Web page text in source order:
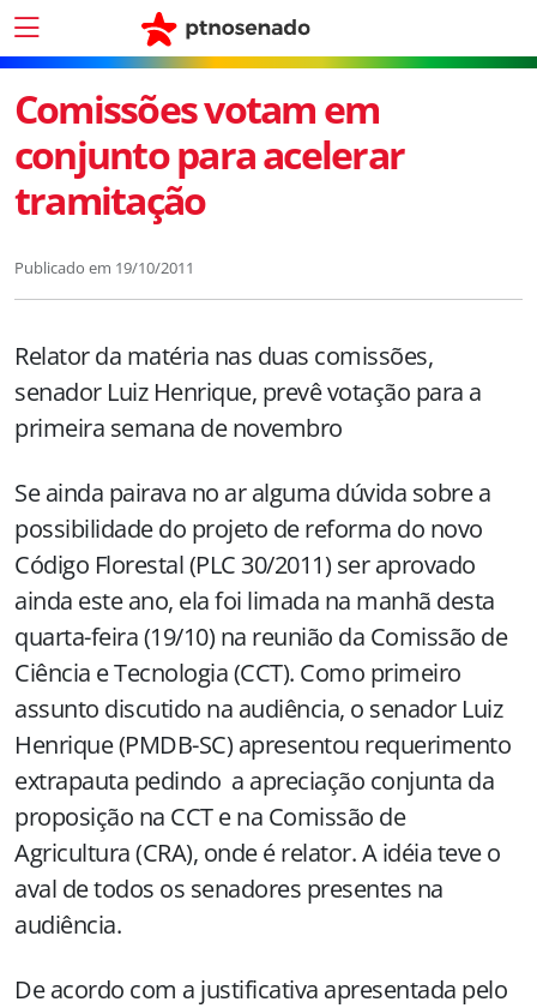
Comissões votam em
conjunto para acelerar
tramitação
Publicado em 19/10/2011
Relator da matéria nas duas comissões,
senador Luiz Henrique, prevê votação para a
primeira semana de novembro
Se ainda pairava no ar alguma dúvida sobre a
possibilidade do projeto de reforma do novo
Código Florestal (PLC 30/2011) ser aprovado
ainda este ano, ela foi limada na manhã desta
quarta-feira (19/10) na reunião da Comissão de
Ciência e Tecnologia (CCT). Como primeiro
assunto discutido na audiência, o senador Luiz
Henrique (PMDB-SC) apresentou requerimento
extrapauta pedindo a apreciação conjunta da
proposição na CCT e na Comissão de
Agricultura (CRA), onde é relator. A idéia teve o
aval de todos os senadores presentes na
audiência.
De acordo com a justificativa apresentada pelo